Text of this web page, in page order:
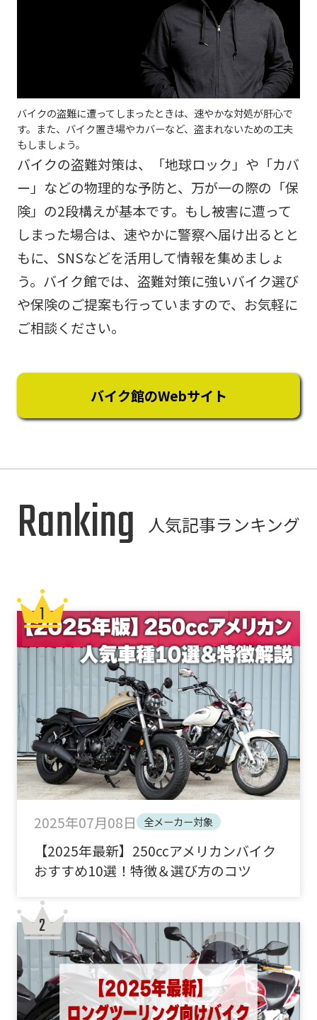
バイクの盗難に遭ってしまったときは、速やかな対処が肝心で
す。また、バイク置き場やカバーなど、盗まれないための工夫
もしましょう。
バイクの盗難対策は、「地球ロック」や「カバ
ー」などの物理的な予防と、万が一の際の「保
険」の2段構えが基本です。もし被害に遭って
しまった場合は、速やかに警察へ届け出るとと
もに、SNSなどを活用して情報を集めましょ
う。バイク館では、盗難対策に強いバイク選び
や保険のご提案も行っていますので、お気軽に
ご相談ください。
バイク館のWebサイト
Ranking 人気記事ランキング
2025年07月08日 全メーカー対象
【2025年最新】250ccアメリカンバイク
おすすめ10選！特徴＆選び方のコツ